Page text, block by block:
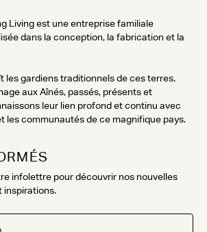
Living est une entreprise familiale
dans la conception, la fabrication et la
les gardiens traditionnels de ces terres.
aux Aînés, passés, présents et
leur lien profond et continu avec
les communautés de ce magnifique pays.
infolettre pour découvrir nos nouvelles
inspirations.